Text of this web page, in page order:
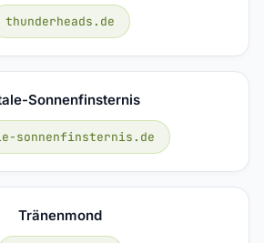
thunderheads.de
Sonnenfinsternis
sonnenfinsternis.de
Tränenmond